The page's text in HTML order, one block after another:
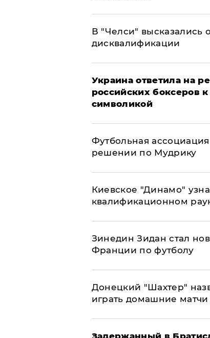
В "Челси" высказались
дисквалификации
Украина ответила на
российских боксеров
символикой
Футбольная
решении по Мудрику
Киевское "Динамо"
квалификационном
Зинедин Зидан стал
Франции по футболу
Донецкий "Шахтер"
играть домашние
Задержанный в